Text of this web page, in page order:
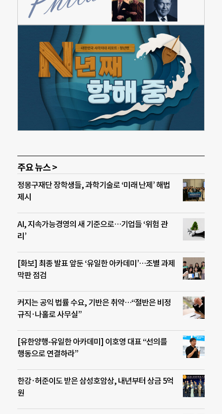
주요 뉴스 >
정몽구재단 장학생들, 과학기술로 ‘미래 난제’ 해법
제시
AI, 지속가능경영의 새 기준으로…기업들 ‘위험 관
리’
[화보] 최종 발표 앞둔 ‘유일한 아카데미’…조별 과제
막판 점검
커지는 공익 법률 수요, 기반은 취약…“절반은 비정
규직·나홀로 사무실”
[유한양행-유일한 아카데미] 이호영 대표 “선의를
행동으로 연결하라”
한강·허준이도 받은 삼성호암상, 내년부터 상금 5억
원